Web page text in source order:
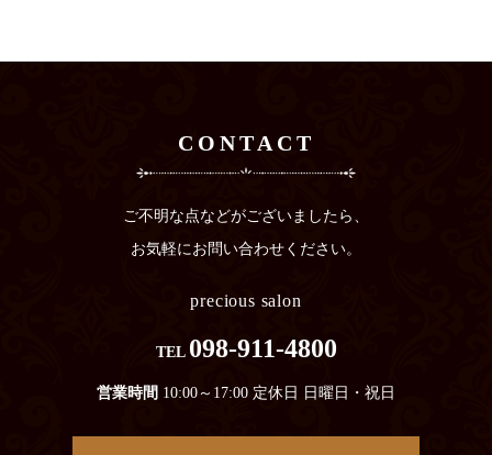
CONTACT
ご不明な点などがございましたら、
お気軽にお問い合わせください。
precious salon
TEL 098-911-4800
営業時間 10:00～17:00 定休日 日曜日・祝日